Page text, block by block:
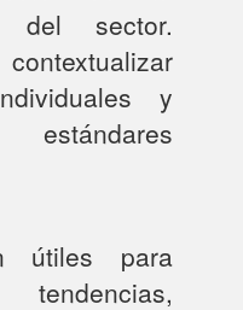
del sector.
y
útiles para